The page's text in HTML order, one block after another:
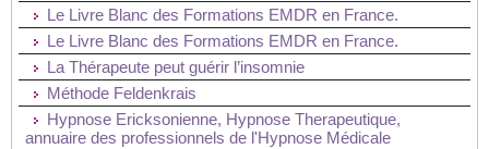
Le Livre Blanc des Formations EMDR en France.
Le Livre Blanc des Formations EMDR en France.
La Thérapeute peut guérir l’insomnie
Méthode Feldenkrais
Hypnose Ericksonienne, Hypnose Therapeutique,
annuaire des professionnels de l'Hypnose Médicale